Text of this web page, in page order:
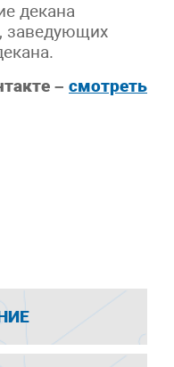
декана
заведующих
– смотреть